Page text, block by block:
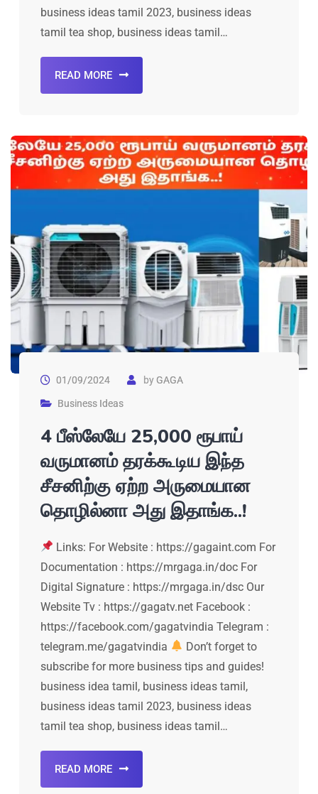
business ideas tamil 2023, business ideas
tamil tea shop, business ideas tamil…
READ MORE
01/09/2024 byGAGA
Business Ideas
4 பீஸ்லேயே 25,000 ரூபாய்
வருமானம் தரக்கூடிய இந்த
சீசனிற்கு ஏற்ற அருமையான
தொழில்னா அது இதாங்க..!
Links: For Website : https://gagaint.com For
Documentation : https://mrgaga.in/doc For
Digital Signature : https://mrgaga.in/dsc Our
Website Tv : https://gagatv.net Facebook :
https://facebook.com/gagatvindia Telegram :
telegram.me/gagatvindia
Don’t forget to
subscribe for more business tips and guides!
business idea tamil, business ideas tamil,
business ideas tamil 2023, business ideas
tamil tea shop, business ideas tamil…
READ MORE